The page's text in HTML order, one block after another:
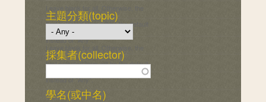
first selected term will be the default
instead of "Any".
主題分類(topic)
first selected term will be the default
instead of "Any".
採集者(collector)
學名(或中名)